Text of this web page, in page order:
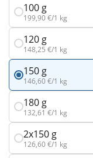
100 g
199,90 €/1 kg
120 g
148,25 €/1 kg
150 g
146,60 €/1 kg
180 g
132,61 €/1 kg
2x150 g
126,60 €/1 kg